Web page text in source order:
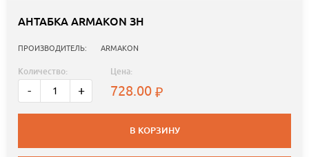
АНТАБКА ARMAKON ЗН
ПРОИЗВОДИТЕЛЬ: ARMAKON
Количество:
- +
Цена:
728.00
В КОРЗИНУ